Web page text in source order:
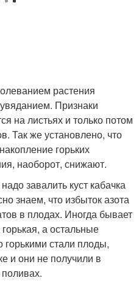
растения
Признаки
на листьях и только потом
Так же установлено, что
горьких
наоборот, снижают.
завалить куст кабачка
знаем, что избыток азота
в плодах. Иногда бывает
а остальные
горькими стали плоды,
и они не получили в